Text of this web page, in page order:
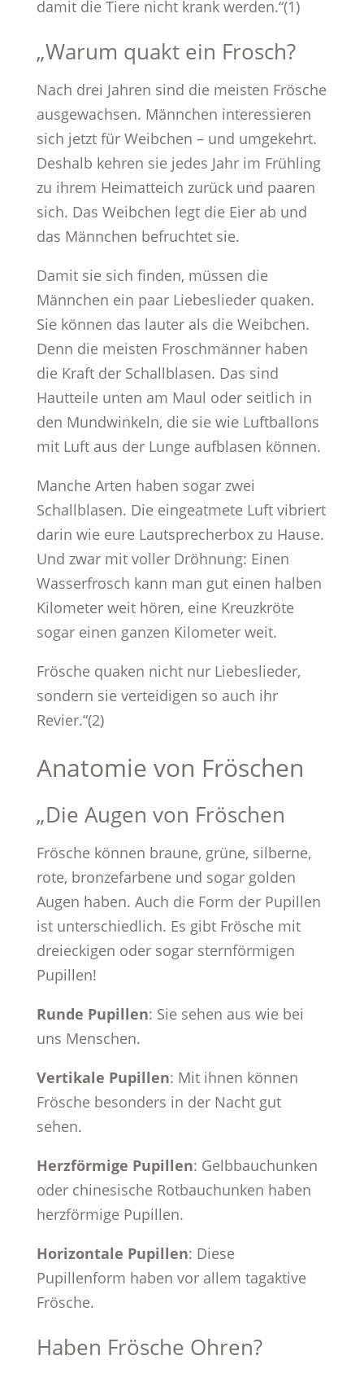
damit die Tiere nicht krank werden.“(1)
„Warum quakt ein Frosch?
Nach drei Jahren sind die meisten Frösche
ausgewachsen. Männchen interessieren
sich jetzt für Weibchen – und umgekehrt.
Deshalb kehren sie jedes Jahr im Frühling
zu ihrem Heimatteich zurück und paaren
sich. Das Weibchen legt die Eier ab und
das Männchen befruchtet sie.
Damit sie sich finden, müssen die
Männchen ein paar Liebeslieder quaken.
Sie können das lauter als die Weibchen.
Denn die meisten Froschmänner haben
die Kraft der Schallblasen. Das sind
Hautteile unten am Maul oder seitlich in
den Mundwinkeln, die sie wie Luftballons
mit Luft aus der Lunge aufblasen können.
Manche Arten haben sogar zwei
Schallblasen. Die eingeatmete Luft vibriert
darin wie eure Lautsprecherbox zu Hause.
Und zwar mit voller Dröhnung: Einen
Wasserfrosch kann man gut einen halben
Kilometer weit hören, eine Kreuzkröte
sogar einen ganzen Kilometer weit.
Frösche quaken nicht nur Liebeslieder,
sondern sie verteidigen so auch ihr
Revier.“(2)
Anatomie von Fröschen
„Die Augen von Fröschen
Frösche können braune, grüne, silberne,
rote, bronzefarbene und sogar golden
Augen haben. Auch die Form der Pupillen
ist unterschiedlich. Es gibt Frösche mit
dreieckigen oder sogar sternförmigen
Pupillen!
Runde Pupillen: Sie sehen aus wie bei
uns Menschen.
Vertikale Pupillen: Mit ihnen können
Frösche besonders in der Nacht gut
sehen.
Herzförmige Pupillen: Gelbbauchunken
oder chinesische Rotbauchunken haben
herzförmige Pupillen.
Horizontale Pupillen: Diese
Pupillenform haben vor allem tagaktive
Frösche.
Haben Frösche Ohren?